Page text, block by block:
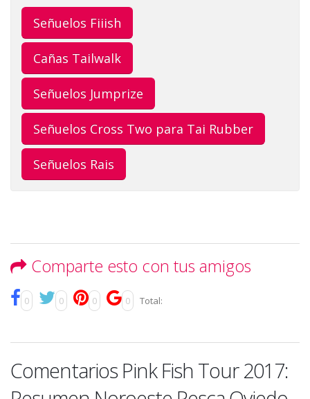
Señuelos Fiiish
Cañas Tailwalk
Señuelos Jumprize
Señuelos Cross Two para Tai Rubber
Señuelos Rais
Comparte esto con tus amigos
0 0 0 0 Total:
Comentarios Pink Fish Tour 2017: